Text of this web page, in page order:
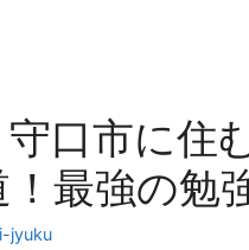
守口市に住
最強の勉
jyuku